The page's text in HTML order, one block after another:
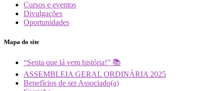
Cursos e eventos
Divulgações
Oportunidades
Mapa do site
“Senta que lá vem história!” 📚
ASSEMBLEIA GERAL ORDINÁRIA 2025
Benefícios de ser Associado(a)